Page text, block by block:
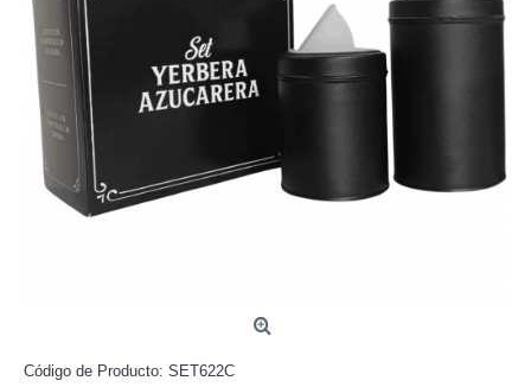
Código de Producto: SET622C